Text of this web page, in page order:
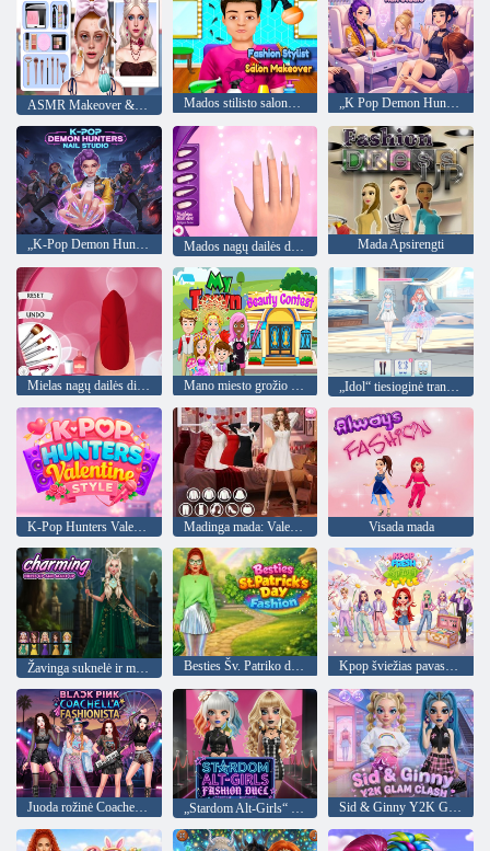
Mados stilisto salono pertvarkymas „K Pop Demon Hunters“ nagų studija
„K-Pop Demon Hunters“ nagų studija Mados nagų dailės dizaino žaidimas Mada Apsirengti
Mielas nagų dailės dizaino žaidimas 3D Mano miesto grožio konkursas „Idol“ tiesioginė transliacija: mielas lėlės apsirengimas
K-Pop Hunters Valentino stilius Madinga mada: Valentino diena, 3 dalis Visada mada
Besties Šv. Patriko dienos mada Kpop šviežias pavasario stilius
Juoda rožinė Coachella Fashionista „Stardom Alt-Girls“ mados dvikova Sid & Ginny Y2K Glam Clash